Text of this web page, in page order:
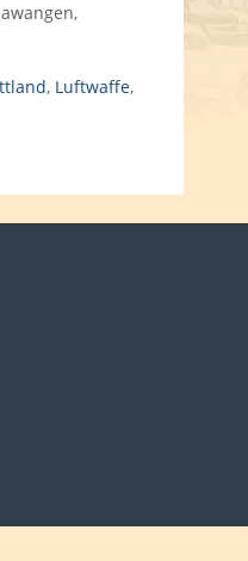
, Luftwaffe,